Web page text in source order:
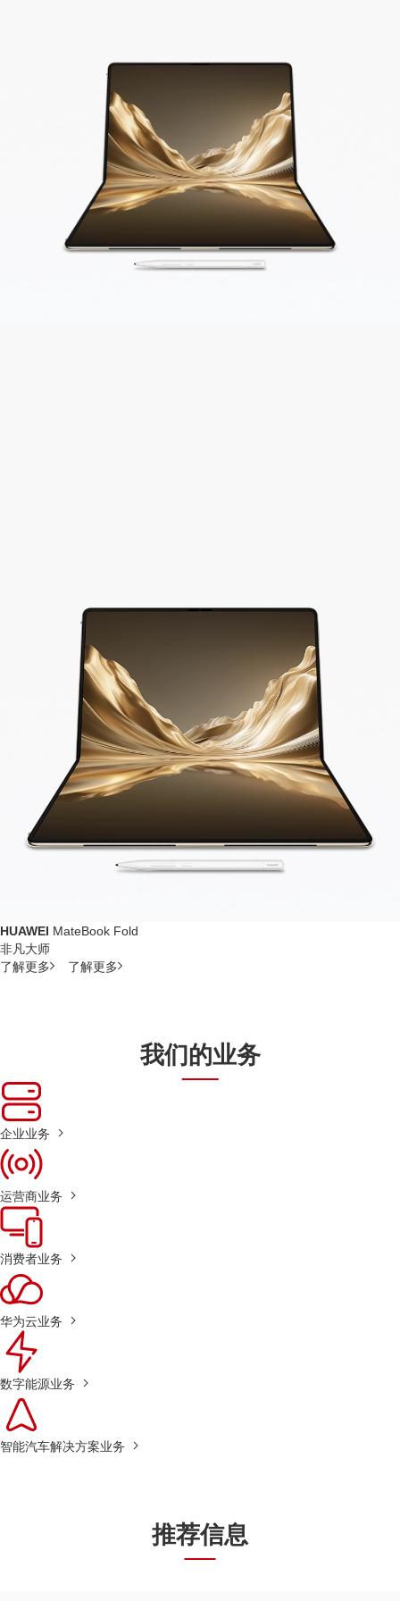
HUAWEI MateBook Fold
非凡大师
了解更多
了解更多
我们的业务
企业业务
运营商业务
消费者业务
华为云业务
数字能源业务
智能汽车解决方案业务
推荐信息